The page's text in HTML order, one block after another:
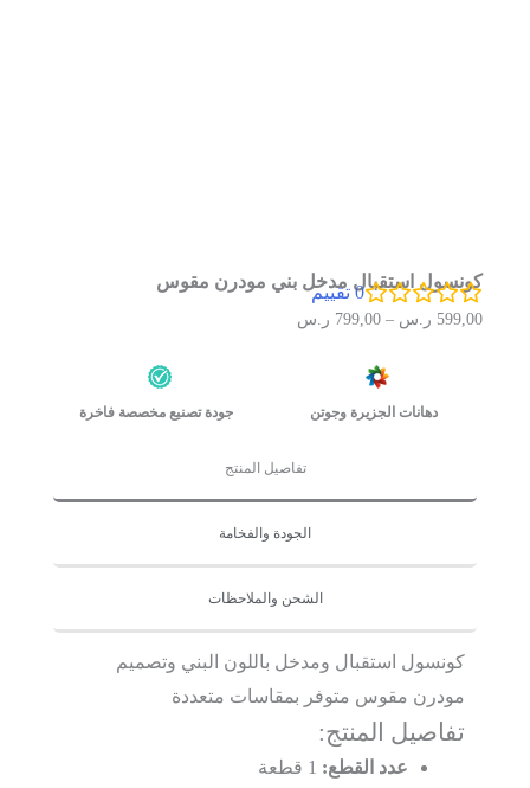
كونسول استقبال مدخل بني مودرن مقوس
0تقييم
599,00 ر.س –
799,00 ر.س
دهانات الجزيرة وجوتن جودة تصنيع مخصصة فاخرة
تفاصيل المنتج
الجودة والفخامة
الشحن والملاحظات
كونسول استقبال ومدخل باللون البني وتصميم
مودرن مقوس متوفر بمقاسات متعددة
تفاصيل المنتج:
عدد القطع: